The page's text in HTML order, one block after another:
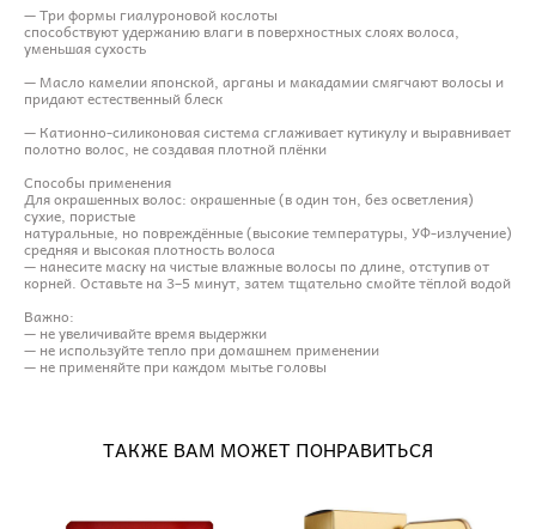
— Три формы гиалуроновой кослоты
способствуют удержанию влаги в поверхностных слоях волоса,
уменьшая сухость
— Масло камелии японской, арганы и макадамии смягчают волосы и
придают естественный блеск
— Катионно-силиконовая система сглаживает кутикулу и выравнивает
полотно волос, не создавая плотной плёнки
Способы применения
Для окрашенных волос: окрашенные (в один тон, без осветления)
сухие, пористые
натуральные, но повреждённые (высокие температуры, УФ-излучение)
средняя и высокая плотность волоса
— нанесите маску на чистые влажные волосы по длине, отступив от
корней. Оставьте на 3–5 минут, затем тщательно смойте тёплой водой
Важно:
— не увеличивайте время выдержки
— не используйте тепло при домашнем применении
— не применяйте при каждом мытье головы
ТАКЖЕ ВАМ МОЖЕТ ПОНРАВИТЬСЯ